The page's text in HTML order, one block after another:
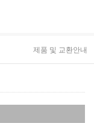
제품 및 교환안내